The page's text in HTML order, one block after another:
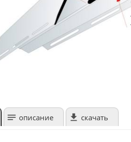
описание скачать